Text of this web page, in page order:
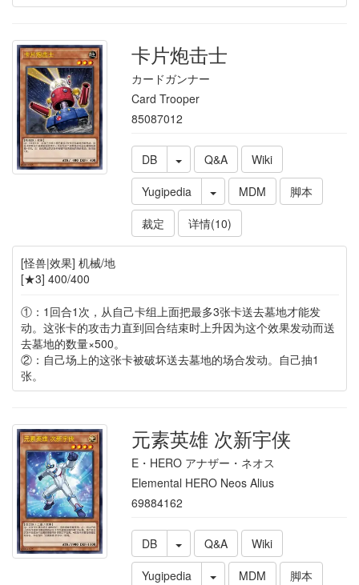
卡片炮击士
カードガンナー
Card Trooper
85087012
DB Q&A
Wiki
Yugipedia
MDM
脚本
裁定
详情(10)
[怪兽|效果] 机械/地
[★3] 400/400
①：1回合1次，从自己卡组上面把最多3张卡送去墓地才能发
动。这张卡的攻击力直到回合结束时上升因为这个效果发动而送
去墓地的数量×500。
②：自己场上的这张卡被破坏送去墓地的场合发动。自己抽1
张。
元素英雄 次新宇侠
E・HERO アナザー・ネオス
Elemental HERO Neos Alius
69884162
DB Q&A
Wiki
Yugipedia
MDM
脚本